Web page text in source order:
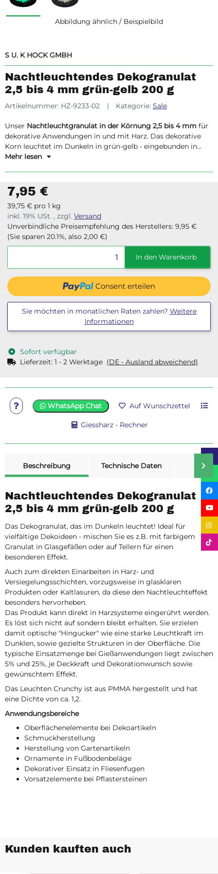
Abbildung ähnlich / Beispielbild
S U. K HOCK GMBH
Nachtleuchtendes Dekogranulat
2,5 bis 4 mm grün-gelb 200 g
Artikelnummer: HZ-9233-02 Kategorie: Sale
Unser Nachtleuchtgranulat in der Körnung 2,5 bis 4 mm für
dekorative Anwendungen in und mit Harz. Das dekorative
Korn leuchtet im Dunkeln in grün-gelb - eingebunden in
Harzsystemen.
Mehr lesen
7,95 €
39,75 € pro 1 kg
inkl. 19% USt. , zzgl. Versand
Unverbindliche Preisempfehlung des Herstellers: 9,95 €
(Sie sparen 20.1%, also 2,00 €)
In den Warenkorb
Consent erteilen
Sie möchten in monatlichen Raten zahlen? Weitere
Informationen
Sofort verfügbar
Lieferzeit: 1 - 2 Werktage (DE - Ausland abweichend)
WhatsApp Chat Auf Wunschzettel
Giessharz - Rechner
Beschreibung
Technische Daten
Nachtleuchtendes Dekogranulat
2,5 bis 4 mm grün-gelb 200 g
Das Dekogranulat, das im Dunkeln leuchtet! Ideal für
vielfältige Dekoideen - mischen Sie es z.B. mit farbigem
Granulat in Glasgefäßen oder auf Tellern für einen
besonderen Effekt.
Auch zum direkten Einarbeiten in Harz- und
Versiegelungsschichten, vorzugsweise in glasklaren
Produkten oder Kaltlasuren, da diese den Nachtleuchteffekt
besonders hervorheben.
Das Produkt kann direkt in Harzsysteme eingerührt werden.
Es löst sich nicht auf sondern bleibt erhalten. Sie erzielen
damit optische "Hingucker" wie eine starke Leuchtkraft im
Dunklen, sowie gezielte Strukturen in der Oberfläche. Die
typische Einsatzmenge bei Gießanwendungen liegt zwischen
5% und 25%, je Deckkraft und Dekorationwunsch sowie
gewünschtem Effekt.
Das Leuchten Crunchy ist aus PMMA hergestellt und hat
eine Dichte von ca. 1,2.
Anwendungsbereiche
Oberflächenelemente bei Dekoartikeln
Schmuckherstellung
Herstellung von Gartenartikeln
Ornamente in Fußbodenbeläge
Dekorativer Einsatz in Fliesenfugen
Vorsatzelemente bei Pflastersteinen
Kunden kauften auch